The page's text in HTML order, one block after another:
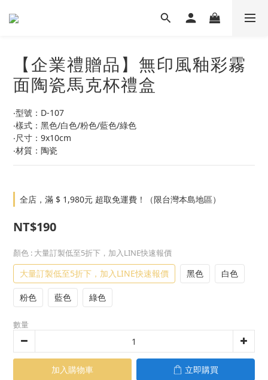
【企業禮贈品】無印風釉彩霧
面陶瓷馬克杯禮盒
‧型號：D-107
‧樣式：黑色/白色/粉色/藍色/綠色
‧尺寸：9x10cm
‧材質：陶瓷
全店，滿 $ 1,980元 超取免運費！（限台灣本島地區）
NT$190
顏色 : 大量訂製低至5折下，加入LINE快速報價
大量訂製低至5折下，加入LINE快速報價 黑色 白色
粉色 藍色 綠色
數量
加入購物車 立即購買